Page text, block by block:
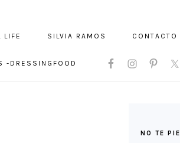
LIFE SILVIA RAMOS CONTACTO
-DRESSINGFOOD
NAV
SOCIAL
NO TE